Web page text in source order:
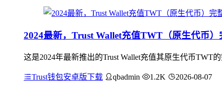
2024最新，Trust Wallet充值TWT（原生代币）
这是2024年最新推出的Trust Wallet充值其原生代币TWT
Trust钱包安卓版下载 qbadmin 1.2K 2026-08-07